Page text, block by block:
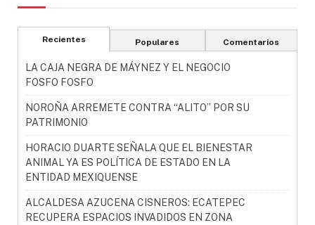
Recientes Populares Comentarios
LA CAJA NEGRA DE MÁYNEZ Y EL NEGOCIO
FOSFO FOSFO
NOROÑA ARREMETE CONTRA “ALITO” POR SU
PATRIMONIO
HORACIO DUARTE SEÑALA QUE EL BIENESTAR
ANIMAL YA ES POLÍTICA DE ESTADO EN LA
ENTIDAD MEXIQUENSE
ALCALDESA AZUCENA CISNEROS: ECATEPEC
RECUPERA ESPACIOS INVADIDOS EN ZONA